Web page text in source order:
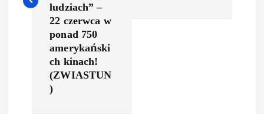
ludziach” –
22 czerwca w
ponad 750
amerykański
ch kinach!
(ZWIASTUN
)